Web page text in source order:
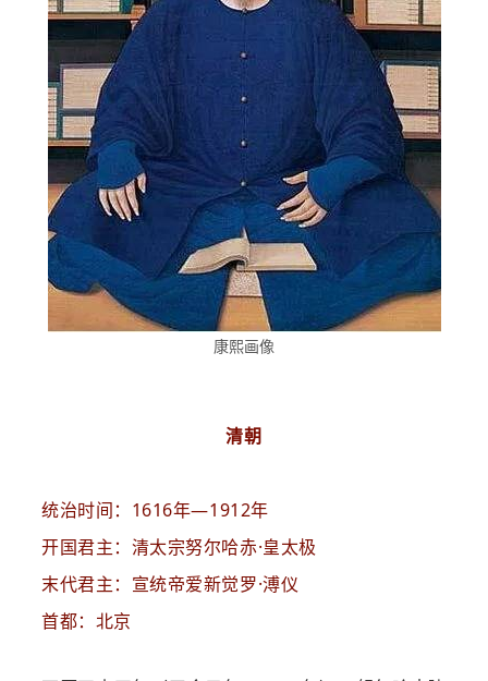
康熙画像
清朝
统治时间：1616年—1912年
开国君主：清太宗努尔哈赤·皇太极
末代君主：宣统帝爱新觉罗·溥仪
首都：北京